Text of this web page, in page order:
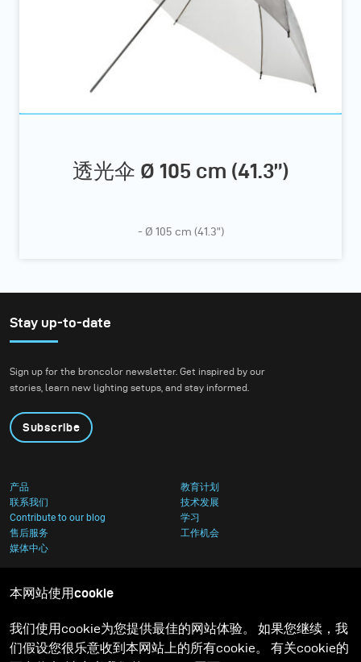
透光伞 Ø 105 cm (41.3”)
- Ø 105 cm (41.3”)
Stay up-to-date
Sign up for the broncolor newsletter. Get inspired by our
stories, learn new lighting setups, and stay informed.
Subscribe
产品
教育计划
联系我们
技术发展
Contribute to our blog
学习
售后服务
工作机会
媒体中心
本网站使用cookie
我们使用cookie为您提供最佳的网站体验。 如果您继续，我
们假设您很乐意收到本网站上的所有cookie。 有关cookie的